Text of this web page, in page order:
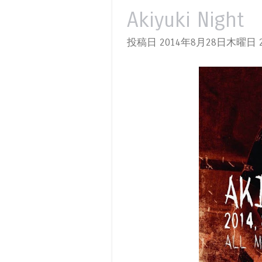
Akiyuki Night
投稿日 2014年8月28日木曜日